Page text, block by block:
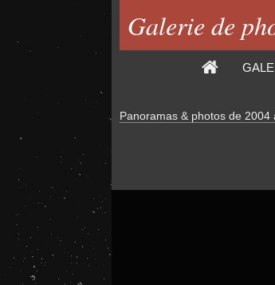
Galerie de
Panoramas & photos de 2004